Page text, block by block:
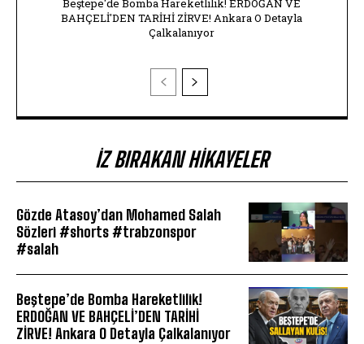
BAHÇELİ'DEN TARİHİ ZİRVE! Ankara O Detayla
Çalkalanıyor
İZ BIRAKAN HIKAYELER
Gözde Atasoy’dan Mohamed Salah
Sözleri #shorts #trabzonspor
#salah
Beştepe’de Bomba Hareketlilik!
ERDOĞAN VE BAHÇELİ’DEN TARİHİ
ZİRVE! Ankara O Detayla Çalkalanıyor